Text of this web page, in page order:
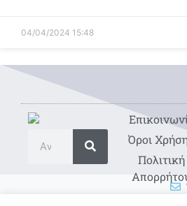
04/04/2024 15:48
Όροι
Πολιτική